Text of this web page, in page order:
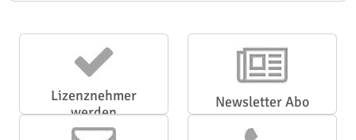
Lizenznehmer
werden
Newsletter Abo